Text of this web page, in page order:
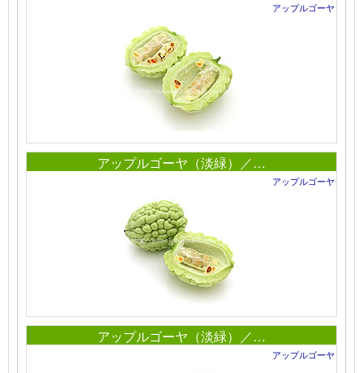
アップルゴーヤ
アップルゴーヤ（淡緑）／…
アップルゴーヤ
アップルゴーヤ（淡緑）／…
アップルゴーヤ